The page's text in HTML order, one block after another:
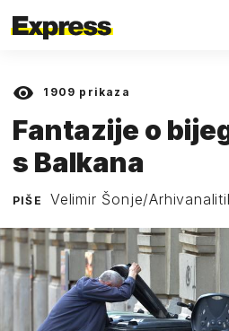
1909 prikaza
Fantazije o
s Balkana
PIŠE Velimir Šonje/